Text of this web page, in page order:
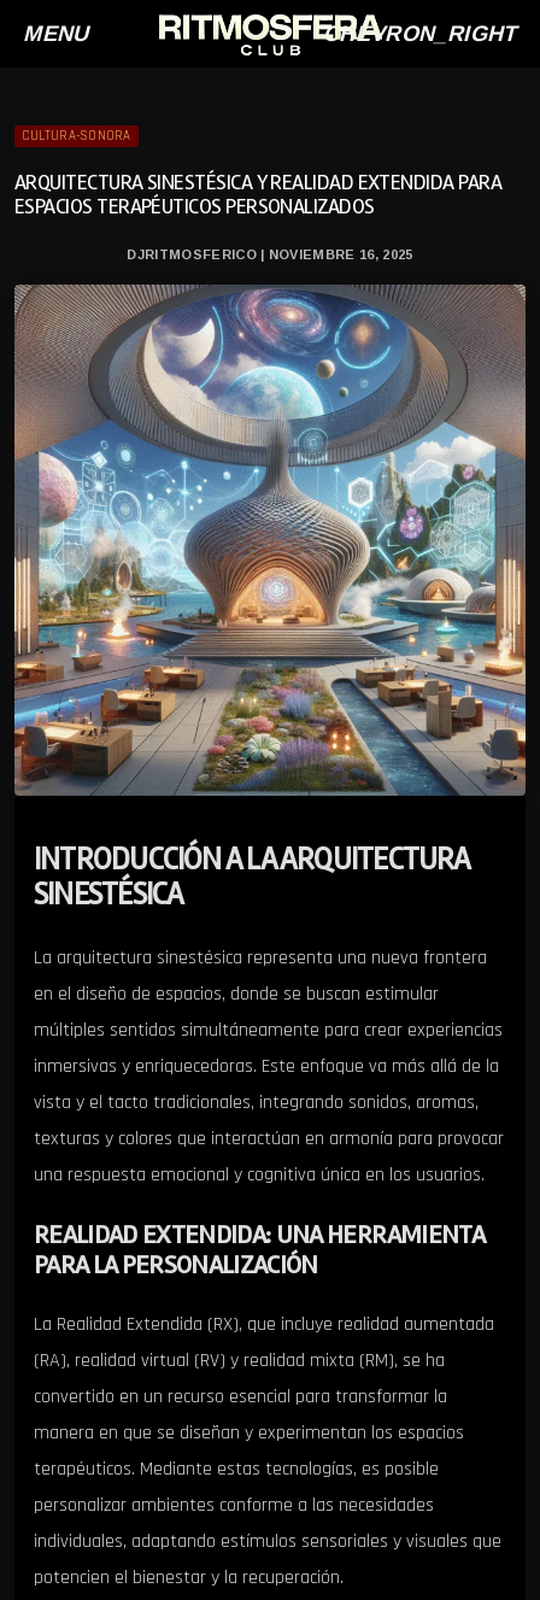
MENU CHEVRON_RIGHT
CULTURA-SONORA
ARQUITECTURA SINESTÉSICA Y REALIDAD EXTENDIDA PARA
ESPACIOS TERAPÉUTICOS PERSONALIZADOS
DJRITMOSFERICO | NOVIEMBRE 16, 2025
INTRODUCCIÓN A LA ARQUITECTURA
SINESTÉSICA
La arquitectura sinestésica representa una nueva frontera
en el diseño de espacios, donde se buscan estimular
múltiples sentidos simultáneamente para crear experiencias
inmersivas y enriquecedoras. Este enfoque va más allá de la
vista y el tacto tradicionales, integrando sonidos, aromas,
texturas y colores que interactúan en armonía para provocar
una respuesta emocional y cognitiva única en los usuarios.
REALIDAD EXTENDIDA: UNA HERRAMIENTA
PARA LA PERSONALIZACIÓN
La Realidad Extendida (RX), que incluye realidad aumentada
(RA), realidad virtual (RV) y realidad mixta (RM), se ha
convertido en un recurso esencial para transformar la
manera en que se diseñan y experimentan los espacios
terapéuticos. Mediante estas tecnologías, es posible
personalizar ambientes conforme a las necesidades
individuales, adaptando estímulos sensoriales y visuales que
potencien el bienestar y la recuperación.